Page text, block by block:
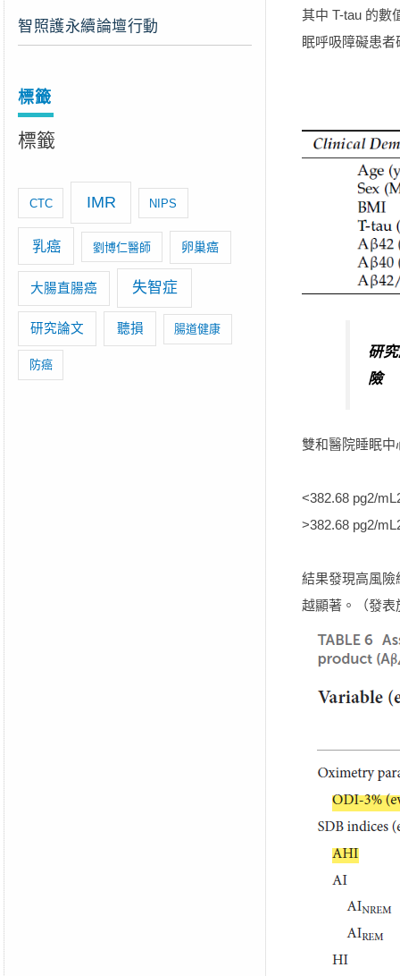
智照護永續論壇行動
標籤
標籤
CTC IMR NIPS
乳癌 劉博仁醫師 卵巢癌
大腸直腸癌 失智症
研究論文 聽損 腸道健康
防癌
其中 T-tau 的數
眠呼吸障礙患
研
險
雙和醫院睡眠中
<382.68 pg2/
>382.68 pg2/
結果發現高風險
越顯著。（發